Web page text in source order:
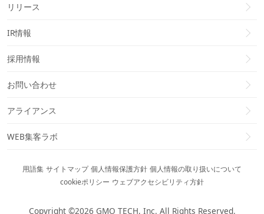
リリース
IR情報
採用情報
お問い合わせ
アライアンス
WEB集客ラボ
用語集 サイトマップ 個人情報保護方針 個人情報の取り扱いについて
cookieポリシー ウェブアクセシビリティ方針
Copyright ©2026 GMO TECH, Inc. All Rights Reserved.